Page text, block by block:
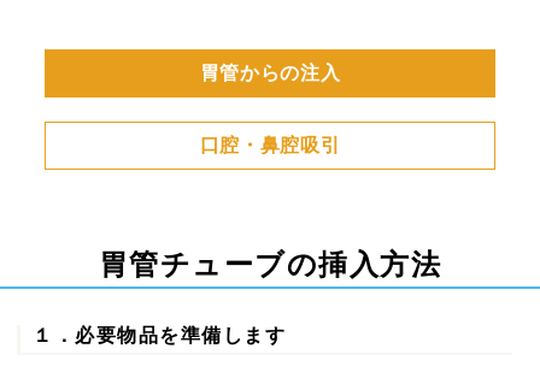
胃管からの注入
口腔・鼻腔吸引
胃管チューブの挿入方法
１．必要物品を準備します